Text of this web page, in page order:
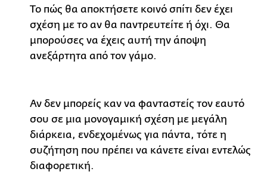
Το πώς θα αποκτήσετε κοινό σπίτι δεν έχει
σχέση με το αν θα παντρευτείτε ή όχι. Θα
μπορούσες να έχεις αυτή την άποψη
ανεξάρτητα από τον γάμο.
Αν δεν μπορείς καν να φανταστείς τον εαυτό
σου σε μια μονογαμική σχέση με μεγάλη
διάρκεια, ενδεχομένως για πάντα, τότε η
συζήτηση που πρέπει να κάνετε είναι εντελώς
διαφορετική.